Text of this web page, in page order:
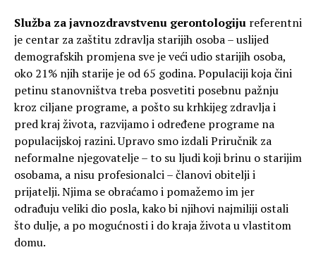
Služba za javnozdravstvenu gerontologiju referentni
je centar za zaštitu zdravlja starijih osoba – uslijed
demografskih promjena sve je veći udio starijih osoba,
oko 21% njih starije je od 65 godina. Populaciji koja čini
petinu stanovništva treba posvetiti posebnu pažnju
kroz ciljane programe, a pošto su krhkijeg zdravlja i
pred kraj života, razvijamo i određene programe na
populacijskoj razini. Upravo smo izdali Priručnik za
neformalne njegovatelje – to su ljudi koji brinu o starijim
osobama, a nisu profesionalci – članovi obitelji i
prijatelji. Njima se obraćamo i pomažemo im jer
odrađuju veliki dio posla, kako bi njihovi najmiliji ostali
što dulje, a po mogućnosti i do kraja života u vlastitom
domu.